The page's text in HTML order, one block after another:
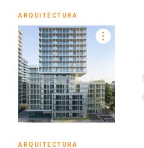
ARQUITECTURA
ARQUITECTURA